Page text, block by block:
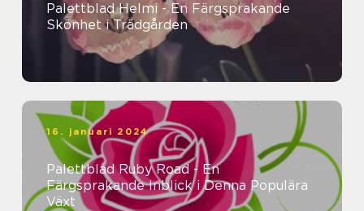
Palettblad Helmi - En Färgsprakande
Skönhet i Trädgården
16. januari 2024
Palettblad Ruby Road - En
Färgsprakande Inblick i Denna Populära
Växt